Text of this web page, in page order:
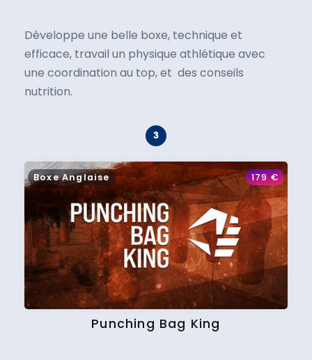
Développe une belle boxe, technique et
efficace, travail un physique athlétique avec
une coordination au top, et des conseils
nutrition.
Boxe Anglaise 179€
Punching Bag King